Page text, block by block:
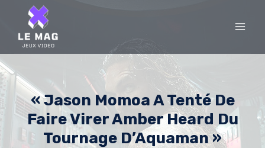
content
« Jason Momoa A Tenté De
Faire Virer Amber Heard Du
Tournage D’Aquaman »